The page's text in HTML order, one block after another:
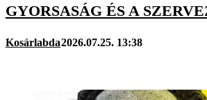
GYORSASÁG ÉS A
Kosárlabda2026.07.25. 13:38